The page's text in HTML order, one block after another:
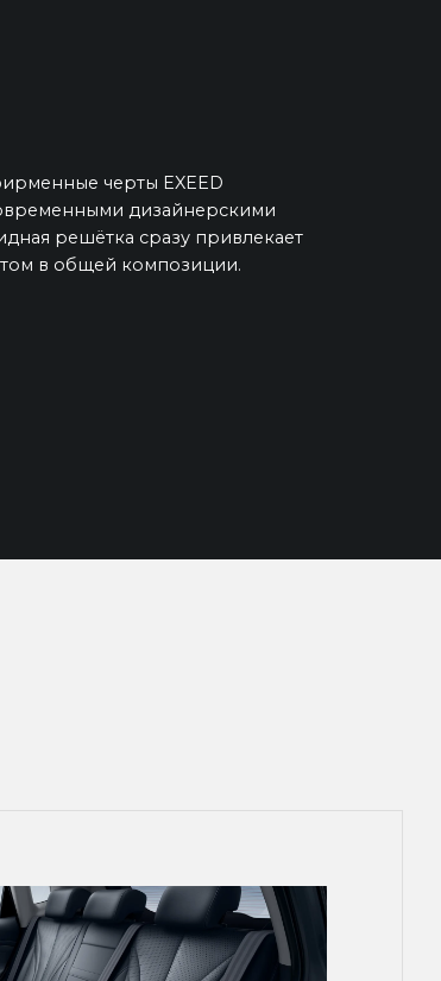
черты EXEED
дизайнерскими
решётка сразу привлекает
в общей композиции.